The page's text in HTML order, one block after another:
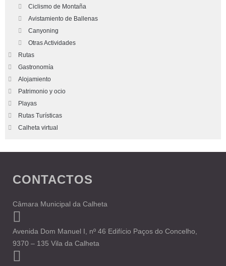
Ciclismo de Montaña
Avistamiento de Ballenas
Canyoning
Otras Actividades
Rutas
Gastronomía
Alojamiento
Patrimonio y ocio
Playas
Rutas Turísticas
Calheta virtual
CONTACTOS
Câmara Municipal da Calheta
Avenida Dom Manuel I, nº 46 Edifício Paços do Concelho,
9370 – 135 Vila da Calheta